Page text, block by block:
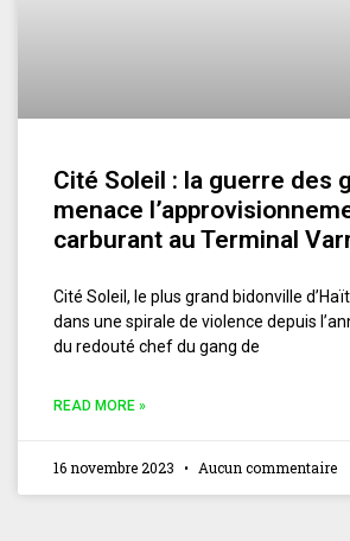
Cité Soleil : la guerre des
menace
carburant au Terminal
Cité Soleil, le plus grand bidonville
dans une spirale de violence depuis
du redouté chef du gang de
READ MORE »
16 novembre 2023 Aucun commentaire